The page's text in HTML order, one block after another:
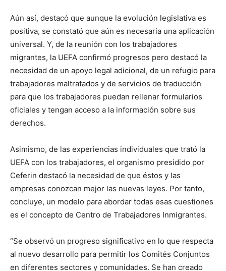
Aún así, destacó que aunque la evolución legislativa es
positiva, se constató que aún es necesaria una aplicación
universal. Y, de la reunión con los trabajadores
migrantes, la UEFA confirmó progresos pero destacó la
necesidad de un apoyo legal adicional, de un refugio para
trabajadores maltratados y de servicios de traducción
para que los trabajadores puedan rellenar formularios
oficiales y tengan acceso a la información sobre sus
derechos.
Asimismo, de las experiencias individuales que trató la
UEFA con los trabajadores, el organismo presidido por
Ceferin destacó la necesidad de que éstos y las
empresas conozcan mejor las nuevas leyes. Por tanto,
concluye, un modelo para abordar todas esas cuestiones
es el concepto de Centro de Trabajadores Inmigrantes.
“Se observó un progreso significativo en lo que respecta
al nuevo desarrollo para permitir los Comités Conjuntos
en diferentes sectores y comunidades. Se han creado